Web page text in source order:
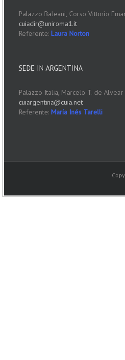
Palazzo Baleani, Corso Vittorio
cuiadir@uniroma1.it
Referente: Laura Norton
SEDE IN ARGENTINA
Palazzo Italia, Marcelo T. de
cuiargentina@cuia.net
Referente: María Inés Tarelli